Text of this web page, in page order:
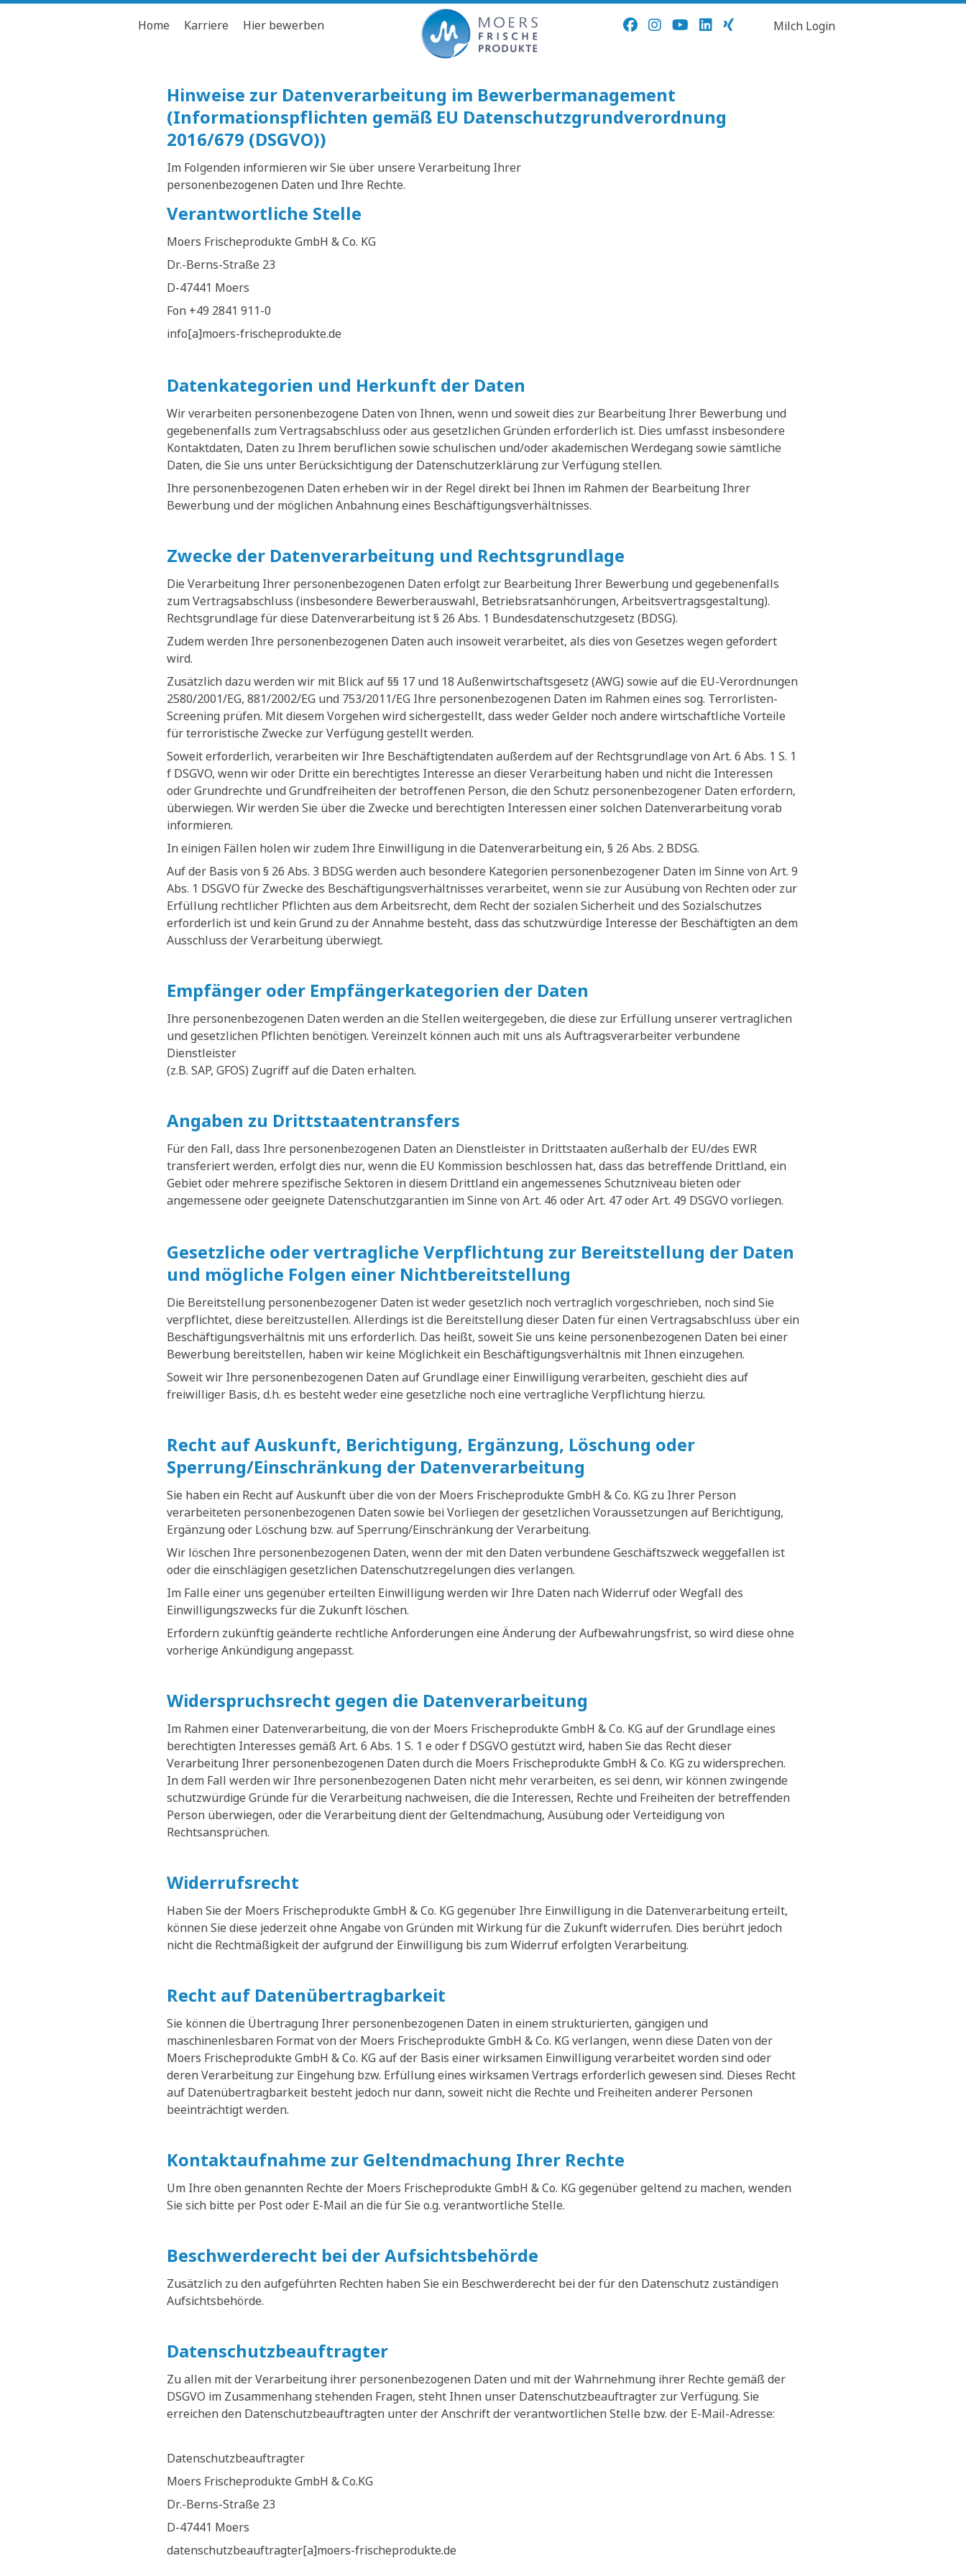
Home Karriere Hier bewerben Milch Login
Hinweise zur Datenverarbeitung im Bewerbermanagement
(Informationspflichten gemäß EU Datenschutzgrundverordnung
2016/679 (DSGVO))
Im Folgenden informieren wir Sie über unsere Verarbeitung Ihrer
personenbezogenen Daten und Ihre Rechte.
Verantwortliche Stelle
Moers Frischeprodukte GmbH & Co. KG
Dr.-Berns-Straße 23
D-47441 Moers
Fon +49 2841 911-0
info[a]moers-frischeprodukte.de
Datenkategorien und Herkunft der Daten
Wir verarbeiten personenbezogene Daten von Ihnen, wenn und soweit dies zur Bearbeitung Ihrer Bewerbung und
gegebenenfalls zum Vertragsabschluss oder aus gesetzlichen Gründen erforderlich ist. Dies umfasst insbesondere
Kontaktdaten, Daten zu Ihrem beruflichen sowie schulischen und/oder akademischen Werdegang sowie sämtliche
Daten, die Sie uns unter Berücksichtigung der Datenschutzerklärung zur Verfügung stellen.
Ihre personenbezogenen Daten erheben wir in der Regel direkt bei Ihnen im Rahmen der Bearbeitung Ihrer
Bewerbung und der möglichen Anbahnung eines Beschäftigungsverhältnisses.
Zwecke der Datenverarbeitung und Rechtsgrundlage
Die Verarbeitung Ihrer personenbezogenen Daten erfolgt zur Bearbeitung Ihrer Bewerbung und gegebenenfalls
zum Vertragsabschluss (insbesondere Bewerberauswahl, Betriebsratsanhörungen, Arbeitsvertragsgestaltung).
Rechtsgrundlage für diese Datenverarbeitung ist § 26 Abs. 1 Bundesdatenschutzgesetz (BDSG).
Zudem werden Ihre personenbezogenen Daten auch insoweit verarbeitet, als dies von Gesetzes wegen gefordert
wird.
Zusätzlich dazu werden wir mit Blick auf §§ 17 und 18 Außenwirtschaftsgesetz (AWG) sowie auf die EU-Verordnungen
2580/2001/EG, 881/2002/EG und 753/2011/EG Ihre personenbezogenen Daten im Rahmen eines sog. Terrorlisten-
Screening prüfen. Mit diesem Vorgehen wird sichergestellt, dass weder Gelder noch andere wirtschaftliche Vorteile
für terroristische Zwecke zur Verfügung gestellt werden.
Soweit erforderlich, verarbeiten wir Ihre Beschäftigtendaten außerdem auf der Rechtsgrundlage von Art. 6 Abs. 1 S. 1
f DSGVO, wenn wir oder Dritte ein berechtigtes Interesse an dieser Verarbeitung haben und nicht die Interessen
oder Grundrechte und Grundfreiheiten der betroffenen Person, die den Schutz personenbezogener Daten erfordern,
überwiegen. Wir werden Sie über die Zwecke und berechtigten Interessen einer solchen Datenverarbeitung vorab
informieren.
In einigen Fällen holen wir zudem Ihre Einwilligung in die Datenverarbeitung ein, § 26 Abs. 2 BDSG.
Auf der Basis von § 26 Abs. 3 BDSG werden auch besondere Kategorien personenbezogener Daten im Sinne von Art. 9
Abs. 1 DSGVO für Zwecke des Beschäftigungsverhältnisses verarbeitet, wenn sie zur Ausübung von Rechten oder zur
Erfüllung rechtlicher Pflichten aus dem Arbeitsrecht, dem Recht der sozialen Sicherheit und des Sozialschutzes
erforderlich ist und kein Grund zu der Annahme besteht, dass das schutzwürdige Interesse der Beschäftigten an dem
Ausschluss der Verarbeitung überwiegt.
Empfänger oder Empfängerkategorien der Daten
Ihre personenbezogenen Daten werden an die Stellen weitergegeben, die diese zur Erfüllung unserer vertraglichen
und gesetzlichen Pflichten benötigen. Vereinzelt können auch mit uns als Auftragsverarbeiter verbundene
Dienstleister
(z.B. SAP, GFOS) Zugriff auf die Daten erhalten.
Angaben zu Drittstaatentransfers
Für den Fall, dass Ihre personenbezogenen Daten an Dienstleister in Drittstaaten außerhalb der EU/des EWR
transferiert werden, erfolgt dies nur, wenn die EU Kommission beschlossen hat, dass das betreffende Drittland, ein
Gebiet oder mehrere spezifische Sektoren in diesem Drittland ein angemessenes Schutzniveau bieten oder
angemessene oder geeignete Datenschutzgarantien im Sinne von Art. 46 oder Art. 47 oder Art. 49 DSGVO vorliegen.
Gesetzliche oder vertragliche Verpflichtung zur Bereitstellung der Daten
und mögliche Folgen einer Nichtbereitstellung
Die Bereitstellung personenbezogener Daten ist weder gesetzlich noch vertraglich vorgeschrieben, noch sind Sie
verpflichtet, diese bereitzustellen. Allerdings ist die Bereitstellung dieser Daten für einen Vertragsabschluss über ein
Beschäftigungsverhältnis mit uns erforderlich. Das heißt, soweit Sie uns keine personenbezogenen Daten bei einer
Bewerbung bereitstellen, haben wir keine Möglichkeit ein Beschäftigungsverhältnis mit Ihnen einzugehen.
Soweit wir Ihre personenbezogenen Daten auf Grundlage einer Einwilligung verarbeiten, geschieht dies auf
freiwilliger Basis, d.h. es besteht weder eine gesetzliche noch eine vertragliche Verpflichtung hierzu.
Recht auf Auskunft, Berichtigung, Ergänzung, Löschung oder
Sperrung/Einschränkung der Datenverarbeitung
Sie haben ein Recht auf Auskunft über die von der Moers Frischeprodukte GmbH & Co. KG zu Ihrer Person
verarbeiteten personenbezogenen Daten sowie bei Vorliegen der gesetzlichen Voraussetzungen auf Berichtigung,
Ergänzung oder Löschung bzw. auf Sperrung/Einschränkung der Verarbeitung.
Wir löschen Ihre personenbezogenen Daten, wenn der mit den Daten verbundene Geschäftszweck weggefallen ist
oder die einschlägigen gesetzlichen Datenschutzregelungen dies verlangen.
Im Falle einer uns gegenüber erteilten Einwilligung werden wir Ihre Daten nach Widerruf oder Wegfall des
Einwilligungszwecks für die Zukunft löschen.
Erfordern zukünftig geänderte rechtliche Anforderungen eine Änderung der Aufbewahrungsfrist, so wird diese ohne
vorherige Ankündigung angepasst.
Widerspruchsrecht gegen die Datenverarbeitung
Im Rahmen einer Datenverarbeitung, die von der Moers Frischeprodukte GmbH & Co. KG auf der Grundlage eines
berechtigten Interesses gemäß Art. 6 Abs. 1 S. 1 e oder f DSGVO gestützt wird, haben Sie das Recht dieser
Verarbeitung Ihrer personenbezogenen Daten durch die Moers Frischeprodukte GmbH & Co. KG zu widersprechen.
In dem Fall werden wir Ihre personenbezogenen Daten nicht mehr verarbeiten, es sei denn, wir können zwingende
schutzwürdige Gründe für die Verarbeitung nachweisen, die die Interessen, Rechte und Freiheiten der betreffenden
Person überwiegen, oder die Verarbeitung dient der Geltendmachung, Ausübung oder Verteidigung von
Rechtsansprüchen.
Widerrufsrecht
Haben Sie der Moers Frischeprodukte GmbH & Co. KG gegenüber Ihre Einwilligung in die Datenverarbeitung erteilt,
können Sie diese jederzeit ohne Angabe von Gründen mit Wirkung für die Zukunft widerrufen. Dies berührt jedoch
nicht die Rechtmäßigkeit der aufgrund der Einwilligung bis zum Widerruf erfolgten Verarbeitung.
Recht auf Datenübertragbarkeit
Sie können die Übertragung Ihrer personenbezogenen Daten in einem strukturierten, gängigen und
maschinenlesbaren Format von der Moers Frischeprodukte GmbH & Co. KG verlangen, wenn diese Daten von der
Moers Frischeprodukte GmbH & Co. KG auf der Basis einer wirksamen Einwilligung verarbeitet worden sind oder
deren Verarbeitung zur Eingehung bzw. Erfüllung eines wirksamen Vertrags erforderlich gewesen sind. Dieses Recht
auf Datenübertragbarkeit besteht jedoch nur dann, soweit nicht die Rechte und Freiheiten anderer Personen
beeinträchtigt werden.
Kontaktaufnahme zur Geltendmachung Ihrer Rechte
Um Ihre oben genannten Rechte der Moers Frischeprodukte GmbH & Co. KG gegenüber geltend zu machen, wenden
Sie sich bitte per Post oder E-Mail an die für Sie o.g. verantwortliche Stelle.
Beschwerderecht bei der Aufsichtsbehörde
Zusätzlich zu den aufgeführten Rechten haben Sie ein Beschwerderecht bei der für den Datenschutz zuständigen
Aufsichtsbehörde.
Datenschutzbeauftragter
Zu allen mit der Verarbeitung ihrer personenbezogenen Daten und mit der Wahrnehmung ihrer Rechte gemäß der
DSGVO im Zusammenhang stehenden Fragen, steht Ihnen unser Datenschutzbeauftragter zur Verfügung. Sie
erreichen den Datenschutzbeauftragten unter der Anschrift der verantwortlichen Stelle bzw. der E-Mail-Adresse:
Datenschutzbeauftragter
Moers Frischeprodukte GmbH & Co.KG
Dr.-Berns-Straße 23
D-47441 Moers
datenschutzbeauftragter[a]moers-frischeprodukte.de